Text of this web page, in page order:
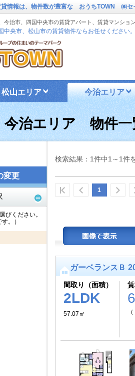
変更
びください。
。）
貸情報は、物件数が豊富な おうちTOWN ㈱セ
今治市、四国中央市の賃貸アパート、賃貸マンショ
中央市、松山市の賃貸物件ならお任せください。
松山エリア 今治エリア
治エリア 物件一
検索結果：1件中1～1件
1
ガーベランスＢ
間取り（面積）
2LDK
57.07㎡